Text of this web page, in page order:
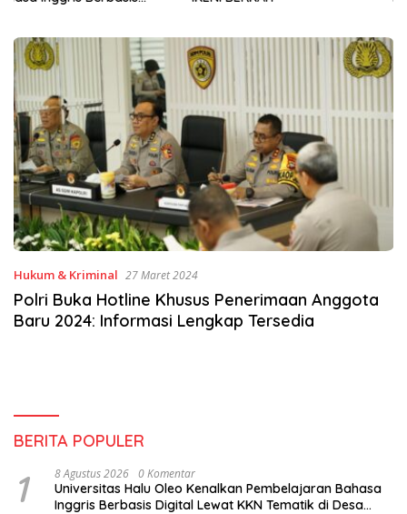
Hukum & Kriminal 27 Maret 2024
Polri Buka Hotline Khusus Penerimaan Anggota
Baru 2024: Informasi Lengkap Tersedia
BERITA POPULER
1 8 Agustus 2026 0 Komentar
Universitas Halu Oleo Kenalkan Pembelajaran Bahasa
Inggris Berbasis Digital Lewat KKN Tematik di Desa